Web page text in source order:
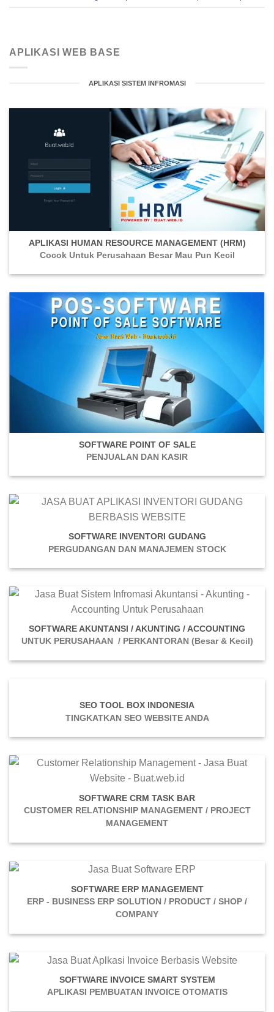
APLIKASI WEB BASE
APLIKASI SISTEM INFROMASI
APLIKASI HUMAN RESOURCE MANAGEMENT (HRM)
Cocok Untuk Perusahaan Besar Mau Pun Kecil
SOFTWARE POINT OF SALE
PENJUALAN DAN KASIR
SOFTWARE INVENTORI GUDANG
PERGUDANGAN DAN MANAJEMEN STOCK
SOFTWARE AKUNTANSI / AKUNTING / ACCOUNTING
UNTUK PERUSAHAAN / PERKANTORAN (Besar & Kecil)
SEO TOOL BOX INDONESIA
TINGKATKAN SEO WEBSITE ANDA
SOFTWARE CRM TASK BAR
CUSTOMER RELATIONSHIP MANAGEMENT / PROJECT
MANAGEMENT
SOFTWARE ERP MANAGEMENT
ERP - BUSINESS ERP SOLUTION / PRODUCT / SHOP /
COMPANY
SOFTWARE INVOICE SMART SYSTEM
APLIKASI PEMBUATAN INVOICE OTOMATIS